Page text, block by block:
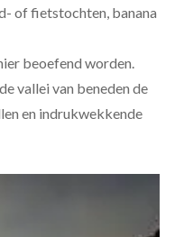
of fietstochten, banana
beoefend worden.
vallei van beneden de
en indrukwekkende